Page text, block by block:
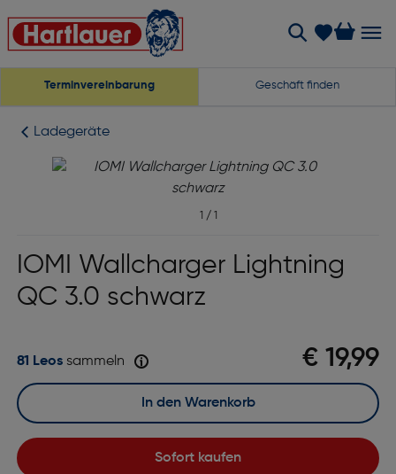
Terminvereinbarung Geschäft finden
Ladegeräte
1 / 1
IOMI Wallcharger Lightning
QC 3.0 schwarz
€ 19,99
81 Leossammeln
Sofort kaufen
In den Warenkorb